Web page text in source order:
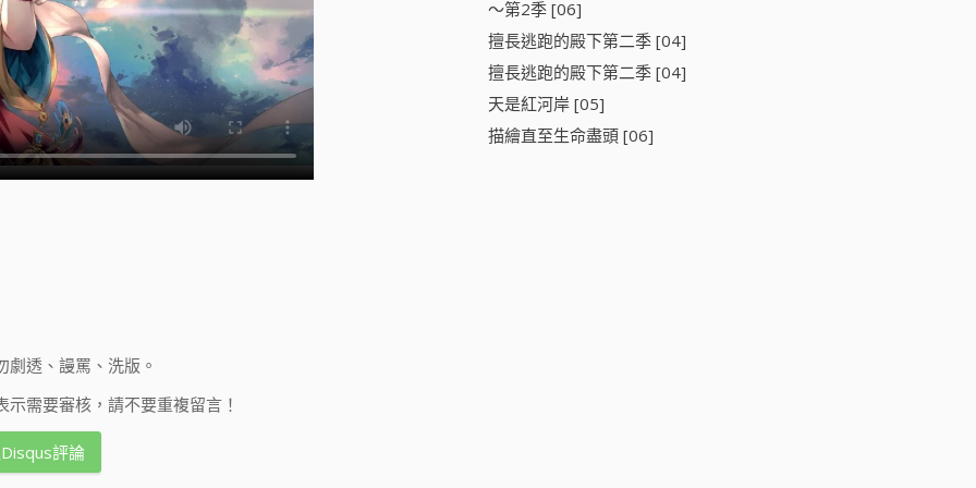
劇透、謾罵、洗版。
需要審核，請不要重複留言！
評論
～第2季 [06]
擅長逃跑的殿下第二季 [04]
擅長逃跑的殿下第二季 [04]
天是紅河岸 [05]
描繪直至生命盡頭 [06]